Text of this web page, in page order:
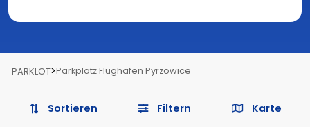
PARKLOT>Parkplatz Flughafen Pyrzowice
Sortieren Filtern Karte